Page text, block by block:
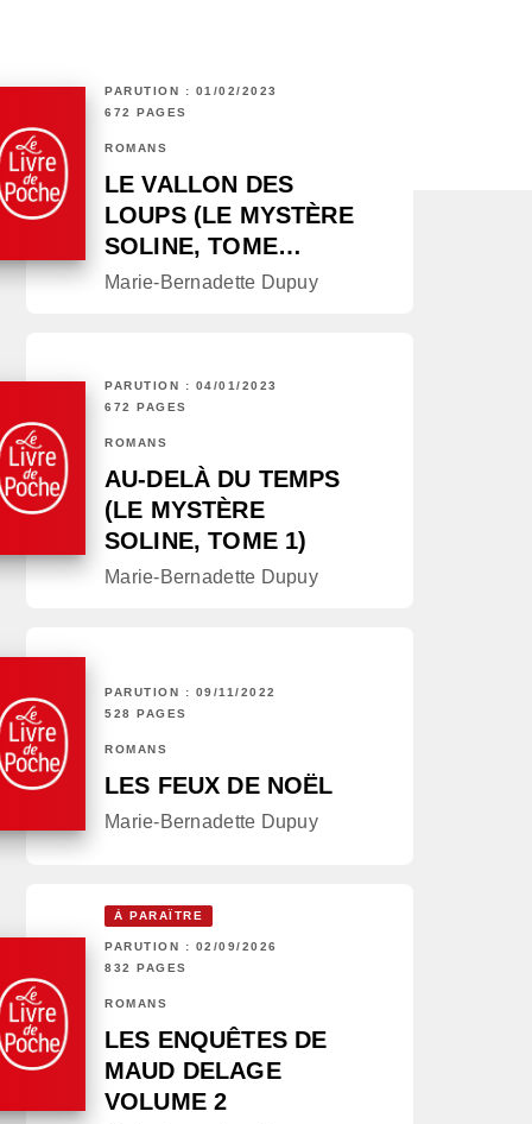
PARUTION : 01/02/2023
672 PAGES
ROMANS
LE VALLON DES
LOUPS (LE MYSTÈRE
SOLINE, TOME…
Marie-Bernadette Dupuy
PARUTION : 04/01/2023
672 PAGES
ROMANS
AU-DELÀ DU TEMPS
(LE MYSTÈRE
SOLINE, TOME 1)
Marie-Bernadette Dupuy
PARUTION : 09/11/2022
528 PAGES
ROMANS
LES FEUX DE NOËL
Marie-Bernadette Dupuy
À PARAÎTRE
PARUTION : 02/09/2026
832 PAGES
ROMANS
LES ENQUÊTES DE
MAUD DELAGE
VOLUME 2